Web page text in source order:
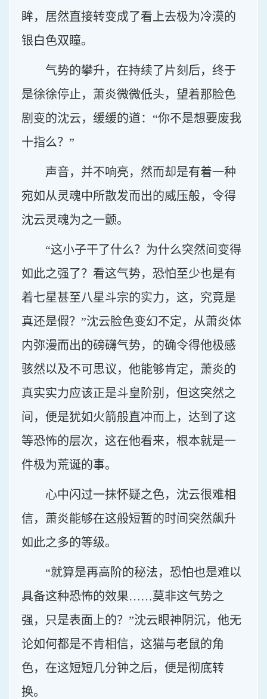
眸，居然直接转变成了看上去极为冷漠的
银白色双瞳。
气势的攀升，在持续了片刻后，终于
是徐徐停止，萧炎微微低头，望着那脸色
剧变的沈云，缓缓的道：“你不是想要废我
十指么？”
声音，并不响亮，然而却是有着一种
宛如从灵魂中所散发而出的威压般，令得
沈云灵魂为之一颤。
“这小子干了什么？为什么突然间变得
如此之强了？看这气势，恐怕至少也是有
着七星甚至八星斗宗的实力，这，究竟是
真还是假？”沈云脸色变幻不定，从萧炎体
内弥漫而出的磅礴气势，的确令得他极感
骇然以及不可思议，他能够肯定，萧炎的
真实实力应该正是斗皇阶别，但这突然之
间，便是犹如火箭般直冲而上，达到了这
等恐怖的层次，这在他看来，根本就是一
件极为荒诞的事。
心中闪过一抹怀疑之色，沈云很难相
信，萧炎能够在这般短暂的时间突然飙升
如此之多的等级。
“就算是再高阶的秘法，恐怕也是难以
具备这种恐怖的效果……莫非这气势之
强，只是表面上的？”沈云眼神阴沉，他无
论如何都是不肯相信，这猫与老鼠的角
色，在这短短几分钟之后，便是彻底转
换。